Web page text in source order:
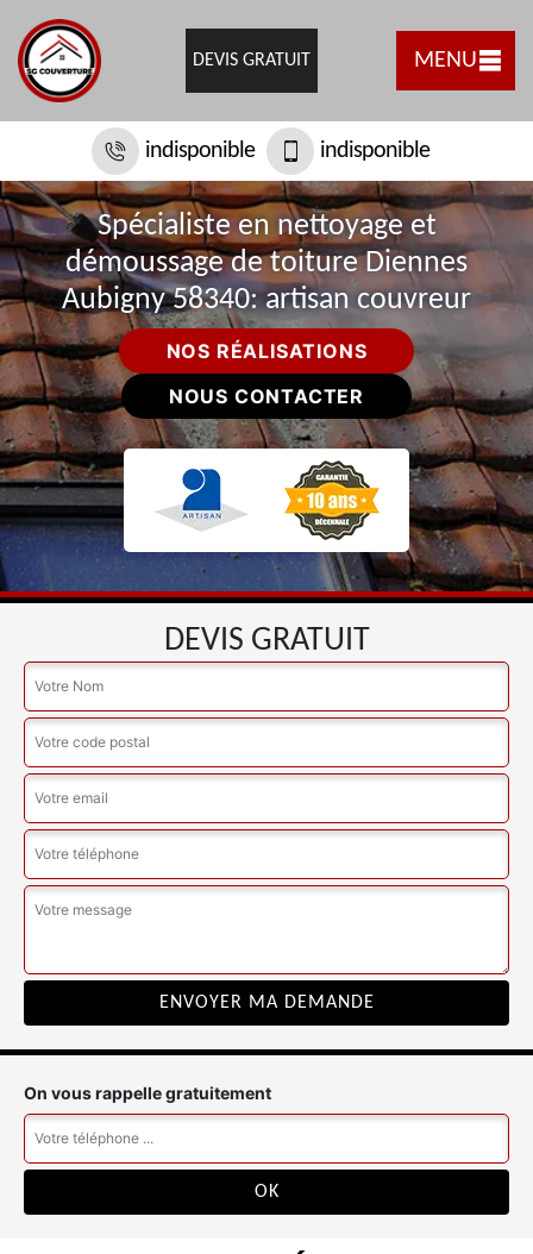
DEVIS GRATUIT MENU
indisponible indisponible
Spécialiste en nettoyage et
démoussage de toiture Diennes
Aubigny 58340: artisan couvreur
NOS RÉALISATIONS
NOUS CONTACTER
DEVIS GRATUIT
On vous rappelle gratuitement